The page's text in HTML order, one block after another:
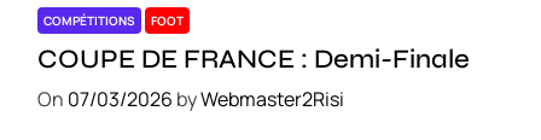
COMPÉTITIONS FOOT
COUPE DE FRANCE : Demi-Finale
On 07/03/2026 byWebmaster2Risi